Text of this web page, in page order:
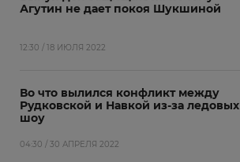
Агутин не дает покоя Шукшиной
12:30 / 18 ИЮЛЯ 2022
Во что вылился конфликт между
Рудковской и Навкой из-за ледовых
шоу
04:30 / 30 АПРЕЛЯ 2022